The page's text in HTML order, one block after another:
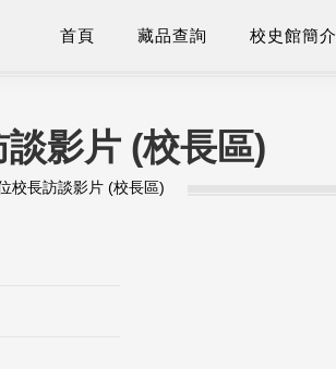
首頁 藏品查詢 校史館簡介
影片 (校長區)
校長訪談影片 (校長區)